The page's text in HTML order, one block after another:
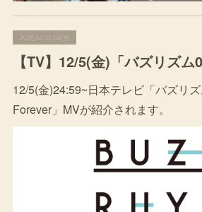
2025.12.01 04:35
【TV】12/5(金)「バズリズム
12/5(金)24:59~日本テレビ「バズリ
Forever」MVが紹介されます。